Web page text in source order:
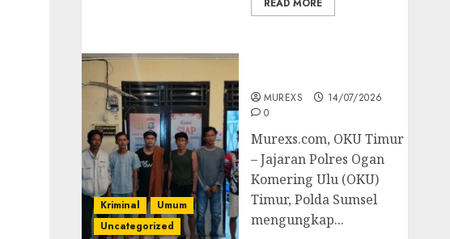
READ MORE
Kriminal
Umum
Uncategorized
MUREXS
14/07/2026
0
Murexs.com, OKU Timur
– Jajaran Polres Ogan
Komering Ulu (OKU)
Timur, Polda Sumsel
mengungkap...